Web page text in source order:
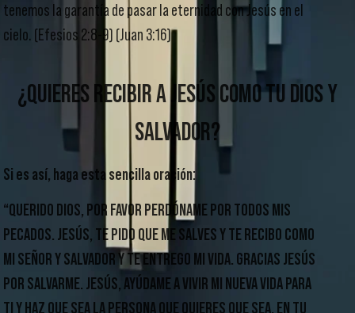
tenemos la garantía de pasar la eternidad con Jesús en el
cielo. (Efesios 2:8-9) (Juan 3:16)
¿QUIERES RECIBIR A JESÚS COMO TU DIOS Y
SALVADOR?
Si es así, haga esta sencilla oración:
“QUERIDO DIOS, POR FAVOR PERDÓNAME POR TODOS MIS
PECADOS. JESÚS, TE PIDO QUE ME SALVES Y TE RECIBO COMO
MI SEÑOR Y SALVADOR Y TE ENTREGO MI VIDA. GRACIAS JESÚS
POR SALVARME. JESÚS, AYÚDAME A VIVIR MI NUEVA VIDA PARA
TI Y HAZ QUE SEA LA PERSONA QUE QUIERES QUE SEA. EN TU